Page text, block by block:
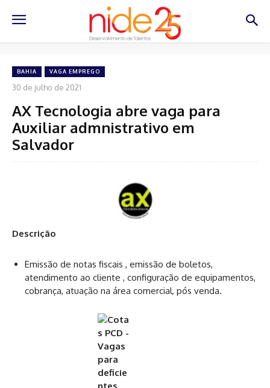
BAHIA VAGA EMPREGO
30 de julho de 2021
AX Tecnologia abre vaga para
Auxiliar admnistrativo em
Salvador
Descrição
Emissão de notas fiscais , emissão de boletos,
atendimento ao cliente , configuração de equipamentos,
cobrança, atuação na área comercial, pós venda.